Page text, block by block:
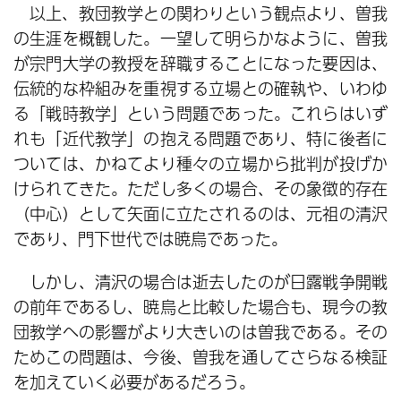
以上、教団教学との関わりという観点より、曽我
の生涯を概観した。一望して明らかなように、曽我
が宗門大学の教授を辞職することになった要因は、
伝統的な枠組みを重視する立場との確執や、いわゆ
る「戦時教学」という問題であった。これらはいず
れも「近代教学」の抱える問題であり、特に後者に
ついては、かねてより種々の立場から批判が投げか
けられてきた。ただし多くの場合、その象徴的存在
（中心）として矢面に立たされるのは、元祖の清沢
であり、門下世代では暁烏であった。
しかし、清沢の場合は逝去したのが日露戦争開戦
の前年であるし、暁烏と比較した場合も、現今の教
団教学への影響がより大きいのは曽我である。その
ためこの問題は、今後、曽我を通してさらなる検証
を加えていく必要があるだろう。